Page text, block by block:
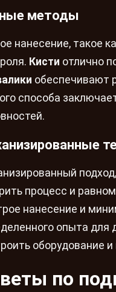
методы
нанесение, такое
Кисти отлично
обеспечивают
способа
процесс и
нанесение и
опыта для
оборудование
по